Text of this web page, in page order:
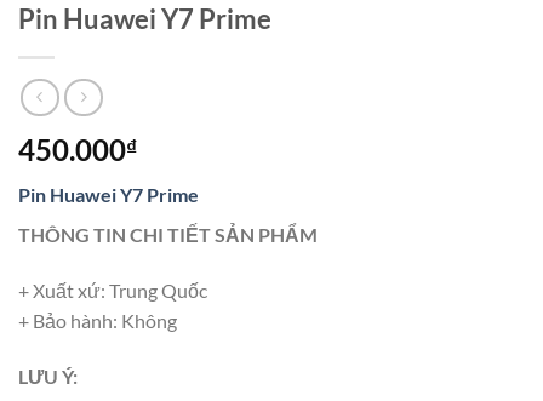
Pin Huawei Y7 Prime
450.000₫
Pin Huawei Y7 Prime
THÔNG TIN CHI TIẾT SẢN PHẨM
+ Xuất xứ: Trung Quốc
+ Bảo hành: Không
LƯU Ý: